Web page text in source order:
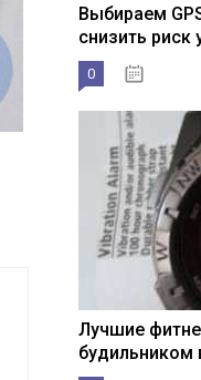
Выбираем
снизить риск
0
Лучшие
будильником